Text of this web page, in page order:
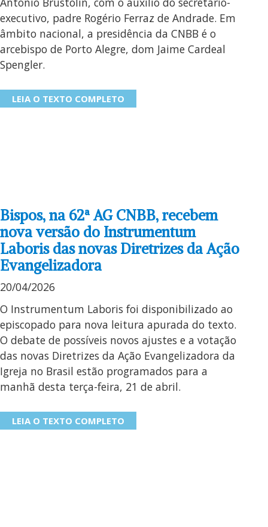
executivo, padre Rogério Ferraz de Andrade. Em
âmbito nacional, a presidência da CNBB é o
arcebispo de Porto Alegre, dom Jaime Cardeal
Spengler.
LEIA O TEXTO COMPLETO
Bispos, na 62ª AG CNBB, recebem
nova versão do Instrumentum
Laboris das novas Diretrizes da Ação
Evangelizadora
20/04/2026
O Instrumentum Laboris foi disponibilizado ao
episcopado para nova leitura apurada do texto.
O debate de possíveis novos ajustes e a votação
das novas Diretrizes da Ação Evangelizadora da
Igreja no Brasil estão programados para a
manhã desta terça-feira, 21 de abril.
LEIA O TEXTO COMPLETO